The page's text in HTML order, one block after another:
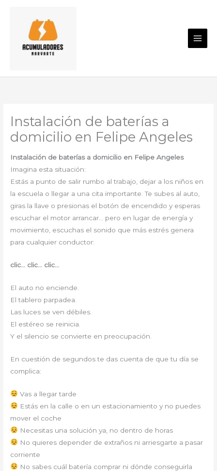
contenido
Instalación de baterías a
domicilio en Felipe Angeles
Instalación de baterías a domicilio en Felipe Angeles
Imagina esta situación:
Estás a punto de salir rumbo al trabajo, dejar a los niños en
la escuela o llegar a una cita importante. Te subes al auto,
giras la llave o presionas el botón de encendido y esperas
escuchar el motor arrancar… pero en lugar de energía y
movimiento, escuchas el sonido que más estrés genera
para cualquier conductor:
clic… clic… clic…
El auto no enciende.
El tablero parpadea.
Las luces se ven débiles.
El estéreo se reinicia.
Y el silencio se convierte en preocupación.
En cuestión de segundos te das cuenta de que tu día se
complica:
Vas a llegar tarde
Estás en la calle o en un estacionamiento y no puedes
mover el coche
Necesitas una solución ya, no dentro de horas
No quieres depender de extraños ni arriesgarte a pasar
corriente
No sabes cuál batería comprar ni dónde conseguirla